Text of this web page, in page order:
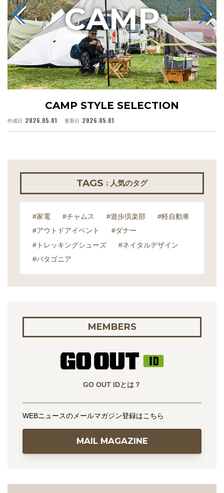
CAMP STYLE SELECTION
作成日 2026.05.01 更新日 2026.05.01
CAMP
TAGS : 人気のタグ
#家電 #チャムス #遊歩倶楽部
#軽自動車
#アウトドアイベント
#ダナー
#トレッキングシューズ
#ネイタルデザイン
#パタゴニア
MEMBERS
GO OUT IDとは？
WEBニュースのメールマガジン登録はこちら
MAIL MAGAZINE